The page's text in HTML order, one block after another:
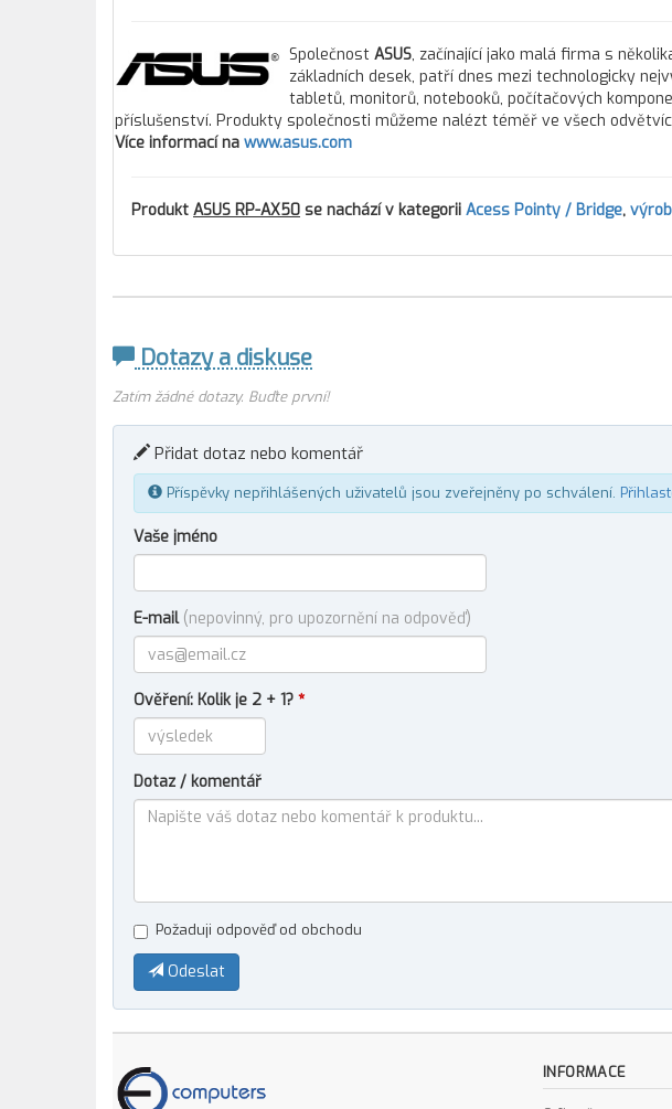
Společnost ASUS, začínající jako malá firma s
základních desek, patří dnes mezi technologicky
tabletů, monitorů, notebooků, počítačových
příslušenství. Produkty společnosti můžeme nalézt téměř ve všech
Více informací na www.asus.com
Produkt ASUS RP-AX50 se nachází v kategorii Acess Pointy / Bridge,
Dotazy a diskuse
Zatím žádné dotazy. Buďte první!
Přidat dotaz nebo komentář
Příspěvky nepřihlášených uživatelů jsou zveřejněny po schválení.
Vaše jméno
E-mail (nepovinný, pro upozornění na odpověď)
Ověření: Kolik je 2 + 1? *
Dotaz / komentář
Požaduji odpověď od obchodu
Odeslat
INFORMACE